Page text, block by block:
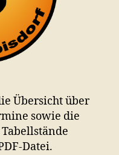
Übersicht über
sowie die
Datei.